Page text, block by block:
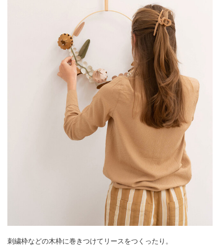
刺繍枠などの木枠に巻きつけてリースをつくったり。